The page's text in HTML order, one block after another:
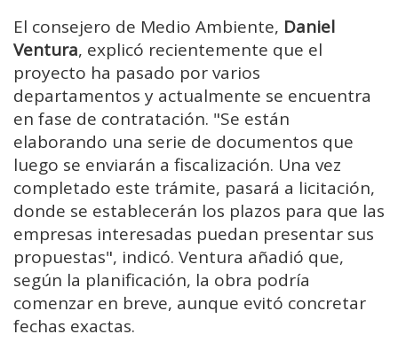
El consejero de Medio Ambiente, Daniel
Ventura, explicó recientemente que el
proyecto ha pasado por varios
departamentos y actualmente se encuentra
en fase de contratación. "Se están
elaborando una serie de documentos que
luego se enviarán a fiscalización. Una vez
completado este trámite, pasará a licitación,
donde se establecerán los plazos para que las
empresas interesadas puedan presentar sus
propuestas", indicó. Ventura añadió que,
según la planificación, la obra podría
comenzar en breve, aunque evitó concretar
fechas exactas.